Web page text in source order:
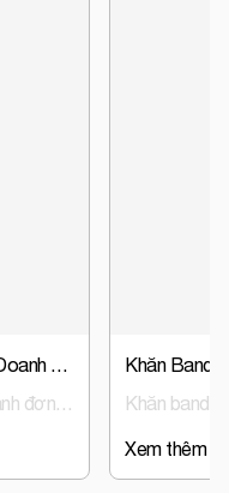
Đơn Hàng May In Nón Quà Tặng Doanh Nghiệp, Nón Đồng Phục Trust Event & Media
Áo Thun Thông Điệp vừa hoàn thành đơn hàng sản xuất nón đồng phục, nón quà tặng doanh nghiệp cho Trust Event & Media – đơn vị hoạt động trong lĩnh vực tổ chức sự kiện và truyền thông.
Xem thêm